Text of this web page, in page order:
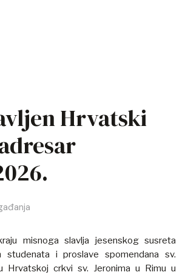
Hrvatski
misnoga slavlja jesenskog susreta
studenata i proslave spomendana sv.
Hrvatskoj crkvi sv. Jeronima u Rimu u